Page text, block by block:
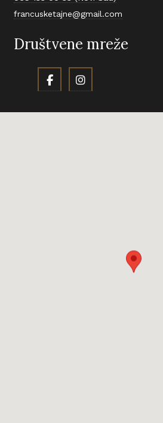
francusketajne@gmail.com
Društvene mreže